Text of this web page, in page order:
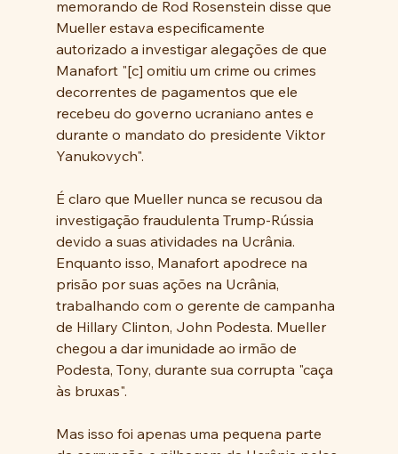
memorando de Rod Rosenstein disse que
Mueller estava especificamente
autorizado a investigar alegações de que
Manafort "[c] omitiu um crime ou crimes
decorrentes de pagamentos que ele
recebeu do governo ucraniano antes e
durante o mandato do presidente Viktor
Yanukovych".
É claro que Mueller nunca se recusou da
investigação fraudulenta Trump-Rússia
devido a suas atividades na Ucrânia.
Enquanto isso, Manafort apodrece na
prisão por suas ações na Ucrânia,
trabalhando com o gerente de campanha
de Hillary Clinton, John Podesta. Mueller
chegou a dar imunidade ao irmão de
Podesta, Tony, durante sua corrupta "caça
às bruxas".
Mas isso foi apenas uma pequena parte